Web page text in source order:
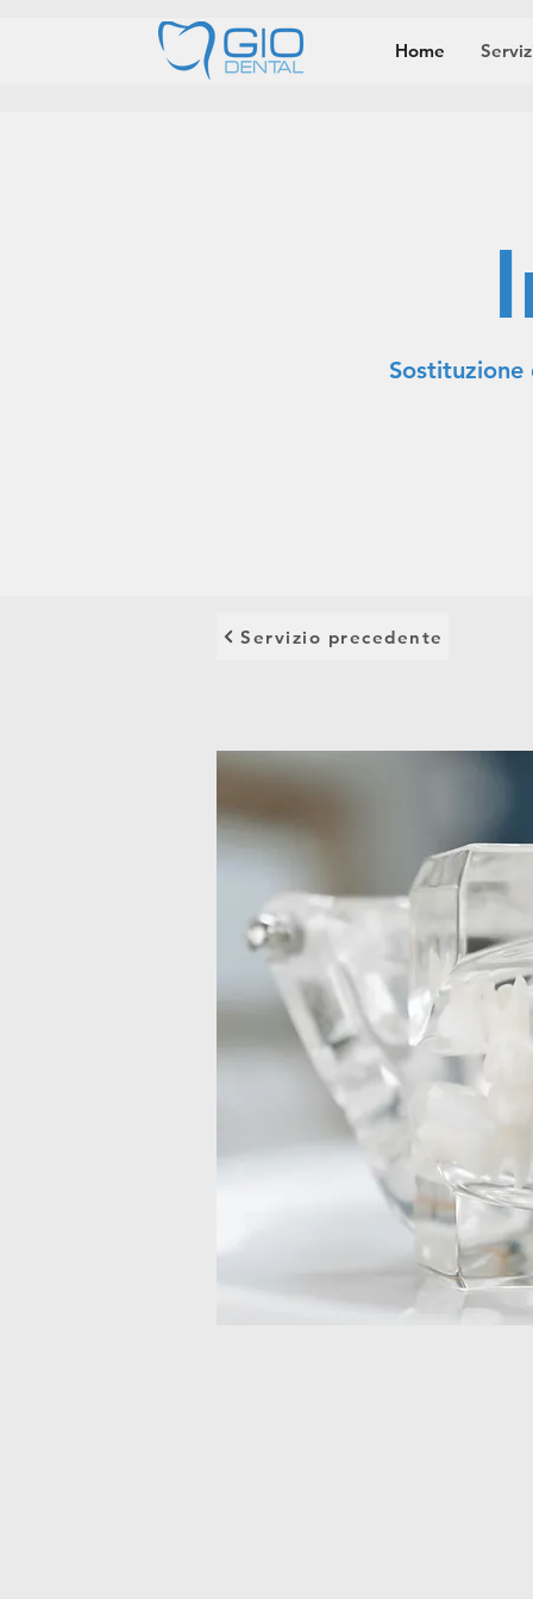
Home
Servizio precedente